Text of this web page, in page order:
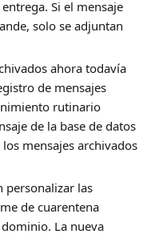
Si el mensaje
solo se adjuntan
ahora todavía
de mensajes
rutinario
de la base de datos
mensajes archivados
personalizar las
de cuarentena
La nueva